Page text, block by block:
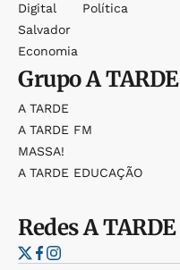
Digital
Salvador
Economia
Política
GrupoA TARDE
A TARDE
A TARDE FM
MASSA!
A TARDE EDUCAÇÃO
RedesA TARDE